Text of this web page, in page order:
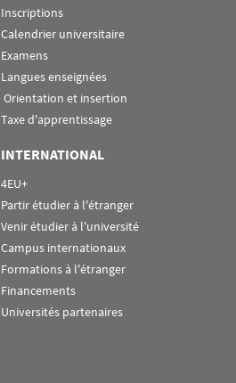
Inscriptions
Calendrier universitaire
Examens
Langues enseignées
Orientation et insertion
Taxe d'apprentissage
INTERNATIONAL
4EU+
Partir étudier à l'étranger
Venir étudier à l'université
Campus internationaux
Formations à l'étranger
Financements
Universités partenaires